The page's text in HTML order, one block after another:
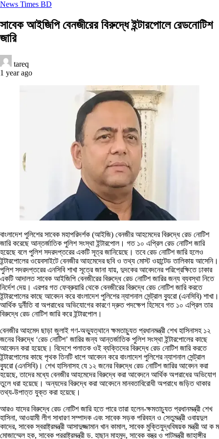
News Times BD
সাবেক আইজিপি বেনজীরের বিরুদ্ধে ইন্টারপোলে রেডনোটিশ
জারি
tareq
1 year ago
বাংলাদেশ পুলিশের সাবেক মহাপরিদর্শক (আইজি) বেনজীর আহমেদের বিরুদ্ধে রেড নোটিশ
জারি করেছে আন্তর্জাতিক পুলিশ সংস্থা ইন্টারপোল। গত ১০ এপ্রিল রেড নোটিশ জারি
হয়েছে বলে পুলিশ সদরদপ্তরের একটি সূত্র জানিয়েছে। তবে রেড নোটিশ জারি হলেও
ইন্টারপোলের ওয়েবসাইটে বেনজীর আহমেদের ছবি ও তথ্য মোস্ট ওয়ান্টেড তালিকায় আসেনি।
পুলিশ সদরদপ্তরের এনসিবি শাখা সূত্রে জানা যায়, দুদকের আবেদনের পরিপ্রেক্ষিতে ঢাকার
একটি আদালত সাবেক আইজিপি বেনজীরের বিরুদ্ধে রেড নোটিশ জারির জন্য ব্যবস্থা নিতে
নির্দেশ দেয়। এরপর গত ফেব্রুয়ারি থেকে বেনজীরের বিরুদ্ধে রেড নোটিশ জারি করতে
ইন্টারপোলের কাছে আবেদন করে বাংলাদেশ পুলিশের ন্যাশনাল সেন্ট্রাল ব্যুরো (এনসিবি) শাখা।
আর্থিক দুর্নীতি বা অপরাধের অভিযোগের কারণে দ্রুত পদক্ষেপ হিসেবে গত ১০ এপ্রিল তার
বিরুদ্ধে রেড নোটিশ জারি করে ইন্টারপোল।
বেনজীর আহমেদ ছাড়া জুলাই গণ-অভ্যুত্থানে ক্ষমতাচ্যুত প্রধানমন্ত্রী শেখ হাসিনাসহ ১২
জনের বিরুদ্ধে ‘রেড নোটিশ’ জারির জন্য আন্তর্জাতিক পুলিশ সংস্থা ইন্টারপোলের কাছে
আবেদন করা হয়েছে। বিদেশে পলাতক ওই ব্যক্তিদের বিরুদ্ধে রেড নোটিশ জারি করতে
ইন্টারপোলের কাছে পৃথক তিনটি ধাপে আবেদন করে বাংলাদেশ পুলিশের ন্যাশনাল সেন্ট্রাল
ব্যুরো (এনসিবি)। শেখ হাসিনাসহ যে ১২ জনের বিরুদ্ধে রেড নোটিশ জারির আবেদন করা
হয়েছে, তাদের মধ্যে বেনজীর আহমেদের বিরুদ্ধে করা আবেদনে আর্থিক অপরাধের অভিযোগ
তুলে ধরা হয়েছে। অন্যদের বিরুদ্ধে করা আবেদনে মানবতাবিরোধী অপরাধে জড়িত থাকার
তথ্য-উপাত্ত যুক্ত করা হয়েছে।
আরও যাদের বিরুদ্ধে রেড নোটিশ জারি হতে পারে তারা হলেন-ক্ষমতাচ্যুত প্রধানমন্ত্রী শেখ
হাসিনা, আওয়ামী লীগ সাধারণ সম্পাদক এবং সাবেক সড়ক পরিবহন ও সেতুমন্ত্রী ওবায়দুল
কাদের, সাবেক স্বরাষ্ট্রমন্ত্রী আসাদুজ্জামান খান কামাল, সাবেক মুক্তিযুদ্ধবিষয়ক মন্ত্রী আ ক ম
মোজাম্মেল হক, সাবেক পররাষ্ট্রমন্ত্রী ড. হাছান মাহমুদ, সাবেক বস্ত্র ও পাটমন্ত্রী জাহাঙ্গীর